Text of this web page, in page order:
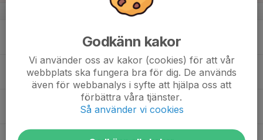
v.38
17
Godkänn kakor
Vi använder oss av kakor (cookies) för att vår
webbplats ska fungera bra för dig. De används
även för webbanalys i syfte att hjälpa oss att
förbättra våra tjänster.
Så använder vi cookies